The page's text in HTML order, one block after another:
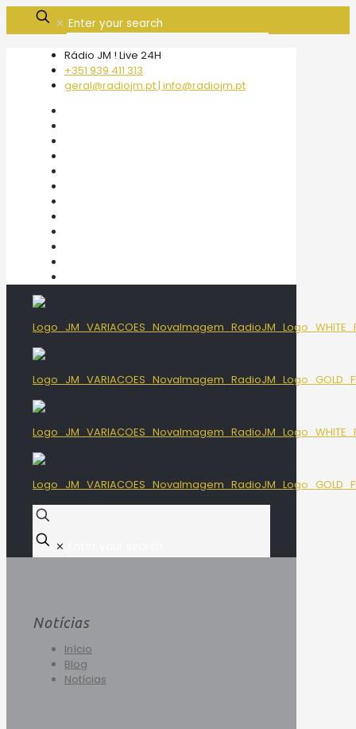
✕
Rádio JM ! Live 24H
+351 939 411 313
geral@radiojm.pt | info@radiojm.pt
✕
Notícias
Início
Blog
Notícias